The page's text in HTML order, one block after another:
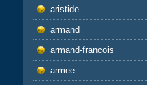
aristide
armand
armand-francois
armee